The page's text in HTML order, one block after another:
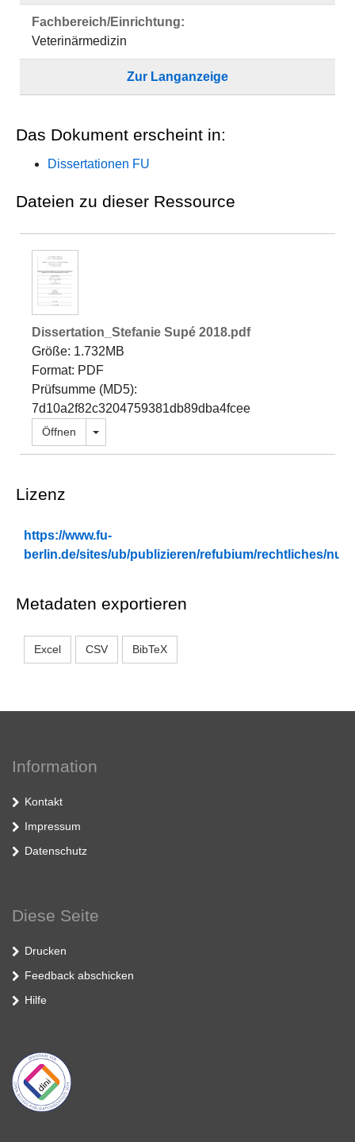
Fachbereich/Einrichtung:
Veterinärmedizin
Zur Langanzeige
Das Dokument erscheint in:
Dissertationen FU
Dateien zu dieser Ressource
Dissertation_Stefanie Supé 2018.pdf
Größe: 1.732MB
Format: PDF
Prüfsumme (MD5):
7d10a2f82c3204759381db89dba4fcee
Öffnen Dropdown öffnen
Lizenz
https://www.fu-
berlin.de/sites/ub/publizieren/refubium/rechtliches/
Metadaten exportieren
Excel CSV BibTeX
Information
Kontakt
Impressum
Datenschutz
Diese Seite
Drucken
Feedback abschicken
Hilfe